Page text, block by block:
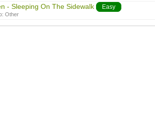
- Sleeping On The Sidewalk Easy
Other